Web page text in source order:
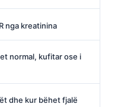
nga kreatinina
normal, kufitar ose i
dhe kur bëhet fjalë